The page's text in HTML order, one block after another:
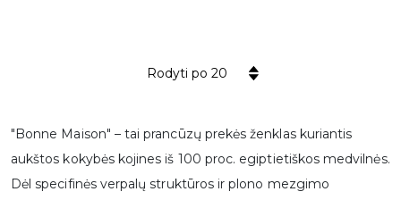
Rodyti po 20
"Bonne Maison" – tai prancūzų prekės ženklas kuriantis
aukštos kokybės kojines iš 100 proc. egiptietiškos medvilnės.
Dėl specifinės verpalų struktūros ir plono mezgimo